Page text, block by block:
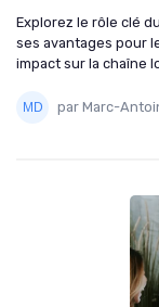
Explorez le rôle clé
ses avantages pour
impact sur la chaîne
par Marc-